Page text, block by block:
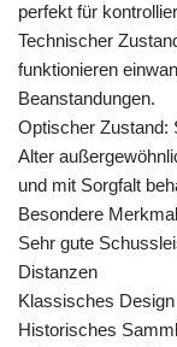
perfekt für
Technischer
funktionieren
Beanstandungen.
Optischer Zustand:
Alter
und mit Sorgfalt
Besondere
Sehr gute
Distanzen
Klassisches
Historisches